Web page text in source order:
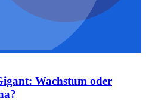
Wachstum oder